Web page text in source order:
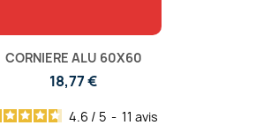
CORNIERE ALU 60X60
18,77 €
4.6 / 5 - 11 avis